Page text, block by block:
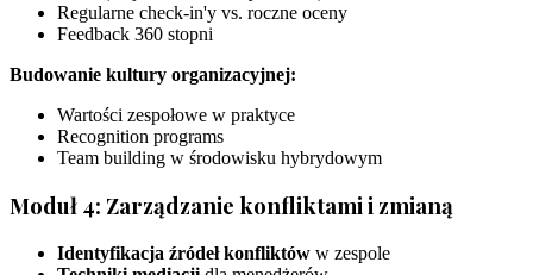
Regularne check-in'y vs. roczne oceny
Feedback 360 stopni
Budowanie kultury organizacyjnej:
Wartości zespołowe w praktyce
Recognition programs
Team building w środowisku hybrydowym
Moduł 4: Zarządzanie konfliktami i zmianą
Identyfikacja źródeł konfliktów w zespole